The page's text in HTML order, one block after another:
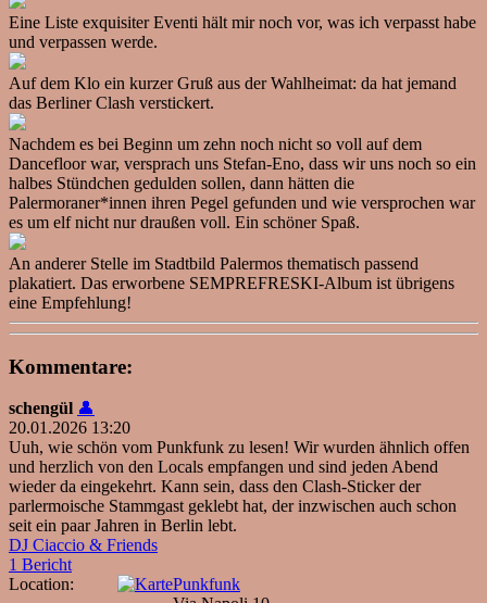
Eine Liste exquisiter Eventi hält mir noch vor, was ich verpasst habe
und verpassen werde.
Auf dem Klo ein kurzer Gruß aus der Wahlheimat: da hat jemand
das Berliner Clash verstickert.
Nachdem es bei Beginn um zehn noch nicht so voll auf dem
Dancefloor war, versprach uns Stefan-Eno, dass wir uns noch so ein
halbes Stündchen gedulden sollen, dann hätten die
Palermoraner*innen ihren Pegel gefunden und wie versprochen war
es um elf nicht nur draußen voll. Ein schöner Spaß.
An anderer Stelle im Stadtbild Palermos thematisch passend
plakatiert. Das erworbene SEMPREFRESKI-Album ist übrigens
eine Empfehlung!
Kommentare:
schengül 👤
20.01.2026 13:20
Uuh, wie schön vom Punkfunk zu lesen! Wir wurden ähnlich offen
und herzlich von den Locals empfangen und sind jeden Abend
wieder da eingekehrt. Kann sein, dass den Clash-Sticker der
parlermoische Stammgast geklebt hat, der inzwischen auch schon
seit ein paar Jahren in Berlin lebt.
DJ Ciaccio & Friends
1 Bericht
Location:
Punkfunk